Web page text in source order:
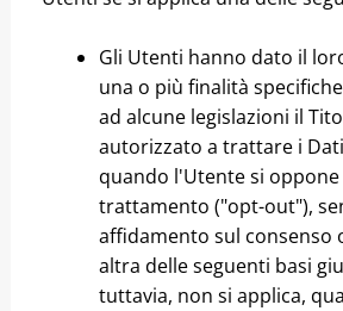
Gli Utenti hanno dato il
una o più finalità
ad alcune legislazioni il
autorizzato a trattare i
quando l'Utente si oppone
trattamento ("opt-out"),
affidamento sul consenso
altra delle seguenti basi
tuttavia, non si applica,